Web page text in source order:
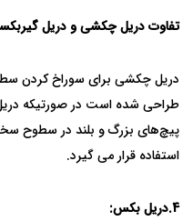
تفاوت دریل چکشی و دریل
دریل چکشی برای سوراخ کردن
طراحی شده است در صورتیکه
پیچ‌های بزرگ و بلند در سطوح
استفاده قرار می گیرد.
4.دریل بکس: